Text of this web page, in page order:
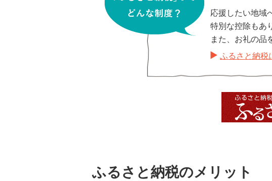
応援したい地域
特別な控除もあ
また、お礼の品
ふるさと納税
ふるさと納税のメリット